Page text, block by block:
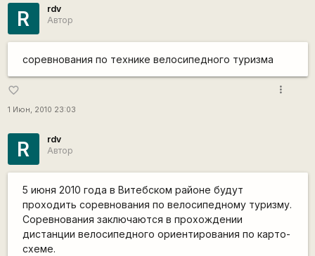
R
rdv
Автор
соревнования по технике велосипедного туризма
favorite_border
1 Июн, 2010 23:03
more_vert
R
rdv
Автор
5 июня 2010 года в Витебском районе будут
проходить соревнования по велосипедному туризму.
Соревнования заключаются в прохождении
дистанции велосипедного ориентирования по карто-
схеме.